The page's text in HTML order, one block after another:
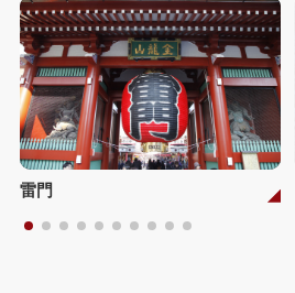
雷門